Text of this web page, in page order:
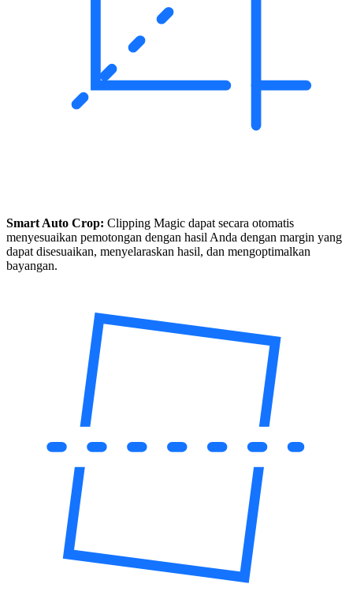
Smart Auto Crop: Clipping Magic dapat secara otomatis
menyesuaikan pemotongan dengan hasil Anda dengan margin yang
dapat disesuaikan, menyelaraskan hasil, dan mengoptimalkan
bayangan.